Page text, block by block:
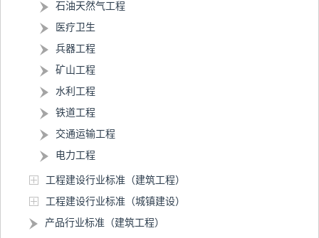
石油天然气工程
医疗卫生
兵器工程
矿山工程
水利工程
铁道工程
交通运输工程
电力工程
工程建设行业标准（建筑工程）
工程建设行业标准（城镇建设）
产品行业标准（建筑工程）